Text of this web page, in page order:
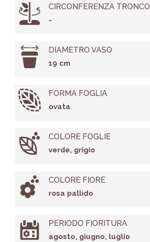
CIRCONFERENZA TRONCO
-
DIAMETRO VASO
19 cm
FORMA FOGLIA
ovata
COLORE FOGLIE
verde, grigio
COLORE FIORE
rosa pallido
PERIODO FIORITURA
agosto, giugno, luglio